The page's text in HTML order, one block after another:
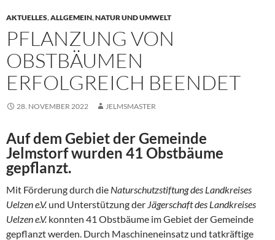
AKTUELLES,ALLGEMEIN,NATUR UND UMWELT
PFLANZUNG VON
OBSTBÄUMEN
ERFOLGREICH BEENDET
28. NOVEMBER 2022 JELMSMASTER
Auf dem Gebiet der Gemeinde
Jelmstorf wurden 41 Obstbäume
gepflanzt.
Mit Förderung durch die Naturschutzstiftung des Landkreises
Uelzen e.V. und Unterstützung der Jägerschaft des Landkreises
Uelzen e.V. konnten 41 Obstbäume im Gebiet der Gemeinde
gepflanzt werden. Durch Maschineneinsatz und tatkräftige